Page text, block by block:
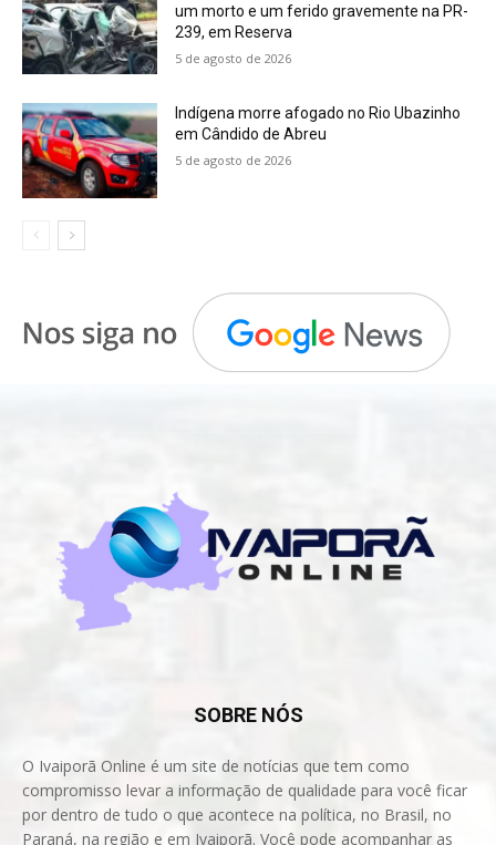
um morto e um ferido gravemente na PR-
239, em Reserva
5 de agosto de 2026
Indígena morre afogado no Rio Ubazinho
em Cândido de Abreu
5 de agosto de 2026
SOBRE NÓS
O Ivaiporã Online é um site de notícias que tem como
compromisso levar a informação de qualidade para você ficar
por dentro de tudo o que acontece na política, no Brasil, no
Paraná, na região e em Ivaiporã. Você pode acompanhar as